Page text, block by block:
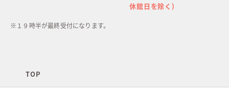
休館日を除く)
※１９時半が最終受付になります。
TOP